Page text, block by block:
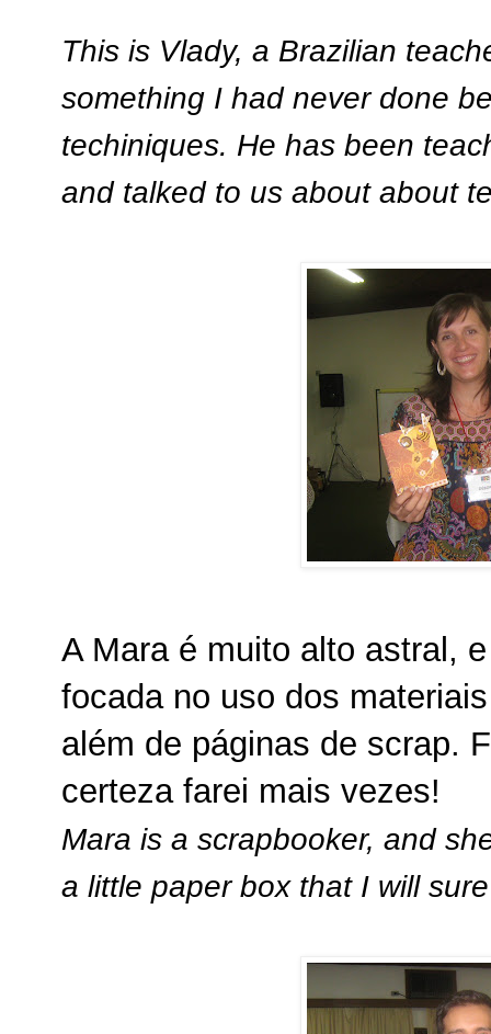
This is Vlady, a Brazilian
something I had never done
techiniques. He has been
and talked to us about about
A Mara é muito alto astral,
focada no uso dos
além de páginas de scrap.
certeza farei mais vezes!
Mara is a scrapbooker, and
a little paper box that I will